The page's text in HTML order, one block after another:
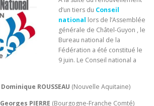
CONGRÈS COMMUN CONTACT
d’un tiers du Conseil
national lors de l’Assemblée
générale de Châtel-Guyon , le
Bureau national de la
Fédération a été constitué le
9 juin. Le Conseil national a
Dominique ROUSSEAU (Nouvelle Aquitaine)
Georges PIERRE (Bourgogne-Franche Comté)